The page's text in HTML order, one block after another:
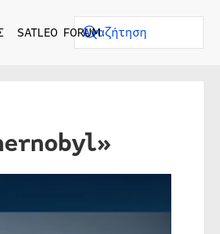
SATLEO FORUM